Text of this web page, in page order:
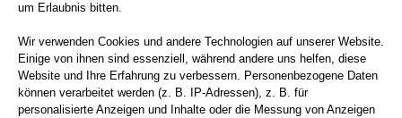
um Erlaubnis bitten.
Wir verwenden Cookies und andere Technologien auf unserer Website.
Einige von ihnen sind essenziell, während andere uns helfen, diese
Website und Ihre Erfahrung zu verbessern. Personenbezogene Daten
können verarbeitet werden (z. B. IP-Adressen), z. B. für
personalisierte Anzeigen und Inhalte oder die Messung von Anzeigen